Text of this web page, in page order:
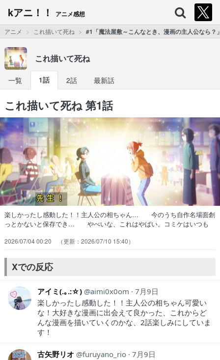
kアニ！！ アニメ感想
アニメ これ描いて死ね #1「魔法屋敷～こんなとき、漫画の主人公なら？
これ描いて死ね
一覧 1話 2話 最新話
これ描いて死ね 第1話
楽しかったし感動した！！主人公の相ちゃん… 今のうち自作名場面創
っとかないと保存でき… やべいな、これはやばい。コミケはいつも
を変えられた（これから？どこ… の衝撃はユージュアルサスペクツ級
ルが強烈で見ようと決めた作品！漫画… 23:45～0:14さらに注目した
いのは… なんか訳わからんグッと来てボロボロ泣いて…
2026/07/04 00:20 2026/07/10 15:40
Xでの反応
アイミ(.｡.:☆) aimi0x0om
7月9日
楽しかったし感動した！！主人公の相ちゃん可愛い
な！大好きな漫画に出会えて良かった、これからど
んな漫画を描いていくのかな、2話楽しみにしていま
す！
古矢野リオ furuyano_rio 7月9日